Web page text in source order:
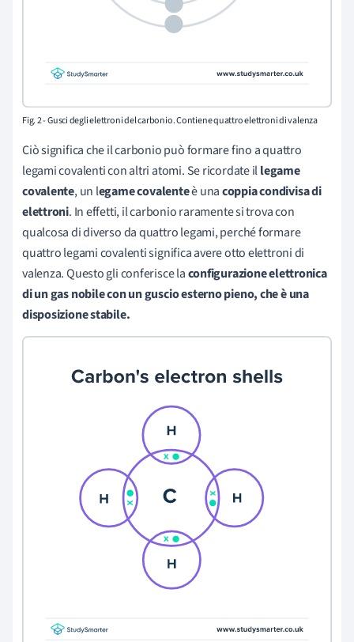
Fig. 2 - Gusci degli elettroni del carbonio. Contiene quattro elettroni di valenza
Ciò significa che il carbonio può formare fino a quattro
legami covalenti con altri atomi. Se ricordate illegame
covalente, un legame covalenteè unacoppia condivisa di
elettroni. In effetti, il carbonio raramente si trova con
qualcosa di diverso da quattro legami, perché formare
quattro legami covalenti significa avere otto elettroni di
valenza. Questo gli conferisce laconfigurazione elettronica
di un gas nobile con un guscio esterno pieno, che è una
disposizione stabile.